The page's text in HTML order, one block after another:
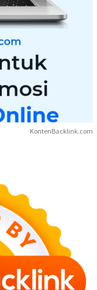
KontenBacklink.com